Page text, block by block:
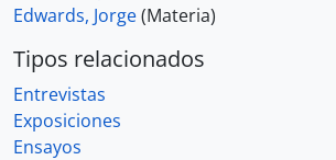
Edwards, Jorge(Materia)
Tipos relacionados
Entrevistas
Exposiciones
Ensayos